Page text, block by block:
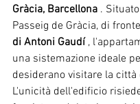
Gràcia, Barcellona .
Passeig de Gràcia, di fronte
di Antoni Gaudí ,
una sistemazione ideale
desiderano visitare la città
L'unicità dell'edificio